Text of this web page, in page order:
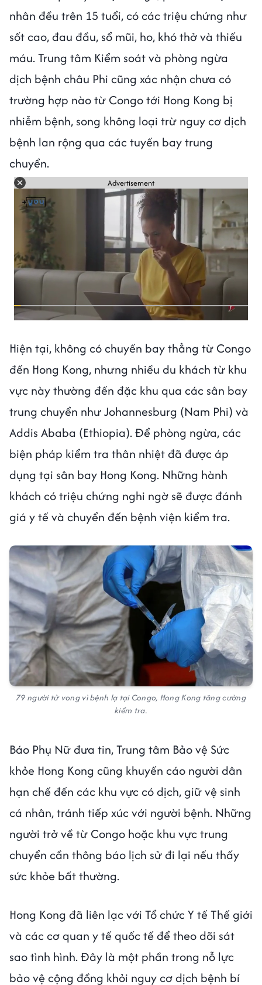
nhân đều trên 15 tuổi, có các triệu chứng như
sốt cao, đau đầu, sổ mũi, ho, khó thở và thiếu
máu. Trung tâm Kiểm soát và phòng ngừa
dịch bệnh châu Phi cũng xác nhận chưa có
trường hợp nào từ Congo tới Hong Kong bị
nhiễm bệnh, song không loại trừ nguy cơ dịch
bệnh lan rộng qua các tuyến bay trung
chuyển.
Advertisement
Hiện tại, không có chuyến bay thẳng từ Congo
đến Hong Kong, nhưng nhiều du khách từ khu
vực này thường đến đặc khu qua các sân bay
trung chuyển như Johannesburg (Nam Phi) và
Addis Ababa (Ethiopia). Để phòng ngừa, các
biện pháp kiểm tra thân nhiệt đã được áp
dụng tại sân bay Hong Kong. Những hành
khách có triệu chứng nghi ngờ sẽ được đánh
giá y tế và chuyển đến bệnh viện kiểm tra.
79 người tử vong vì bệnh lạ tại Congo, Hong Kong tăng cường
kiểm tra.
Báo Phụ Nữ đưa tin, Trung tâm Bảo vệ Sức
khỏe Hong Kong cũng khuyến cáo người dân
hạn chế đến các khu vực có dịch, giữ vệ sinh
cá nhân, tránh tiếp xúc với người bệnh. Những
người trở về từ Congo hoặc khu vực trung
chuyển cần thông báo lịch sử đi lại nếu thấy
sức khỏe bất thường.
Hong Kong đã liên lạc với Tổ chức Y tế Thế giới
và các cơ quan y tế quốc tế để theo dõi sát
sao tình hình. Đây là một phần trong nỗ lực
bảo vệ cộng đồng khỏi nguy cơ dịch bệnh bí